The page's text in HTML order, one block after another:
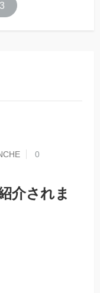
0
介されま